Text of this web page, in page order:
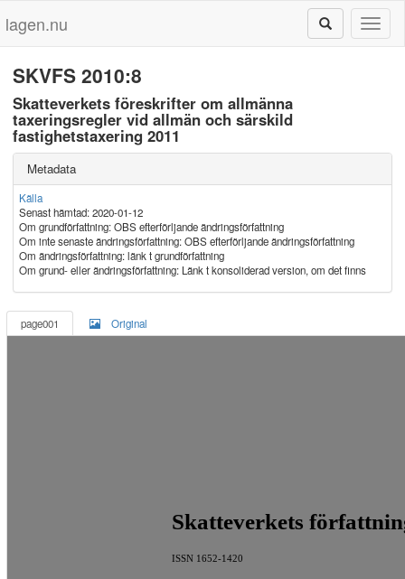
lagen.nu
SKVFS 2010:8
Skatteverkets föreskrifter om allmänna
taxeringsregler vid allmän och särskild
fastighetstaxering 2011
Metadata
Källa
Senast hämtad: 2020-01-12
Om grundförfattning: OBS efterförljande ändringsförfattning
Om inte senaste ändringsförfattning: OBS efterförljande ändringsförfattning
Om ändringsförfattning: länk t grundförfattning
Om grund- eller ändringsförfattning: Länk t konsoliderad version, om det finns
page001 Original
Skatteverkets
ISSN 1652-1420